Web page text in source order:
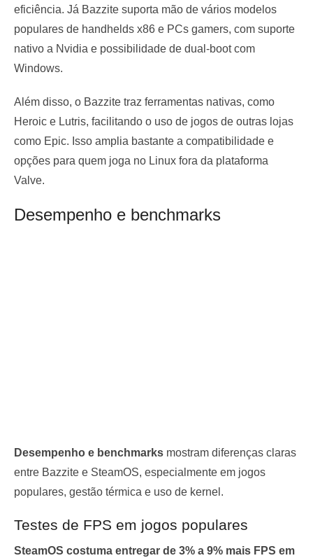
eficiência. Já Bazzite suporta mão de vários modelos
populares de handhelds x86 e PCs gamers, com suporte
nativo a Nvidia e possibilidade de dual-boot com
Windows.
Além disso, o Bazzite traz ferramentas nativas, como
Heroic e Lutris, facilitando o uso de jogos de outras lojas
como Epic. Isso amplia bastante a compatibilidade e
opções para quem joga no Linux fora da plataforma
Valve.
Desempenho e benchmarks
Desempenho e benchmarks mostram diferenças claras
entre Bazzite e SteamOS, especialmente em jogos
populares, gestão térmica e uso de kernel.
Testes de FPS em jogos populares
SteamOS costuma entregar de 3% a 9% mais FPS em